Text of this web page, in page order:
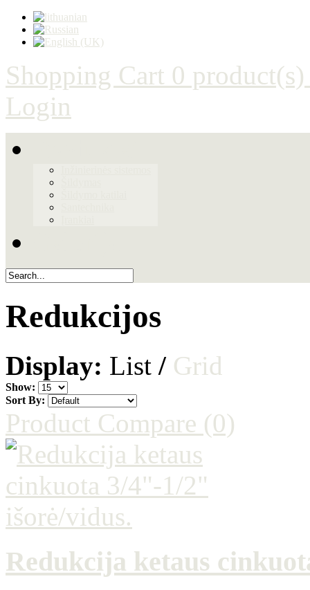
Shopping Cart 0
Login
Redukcijos
Display: List / Grid
Show:
Sort By:
Product Compare (0)
Redukcija ketaus